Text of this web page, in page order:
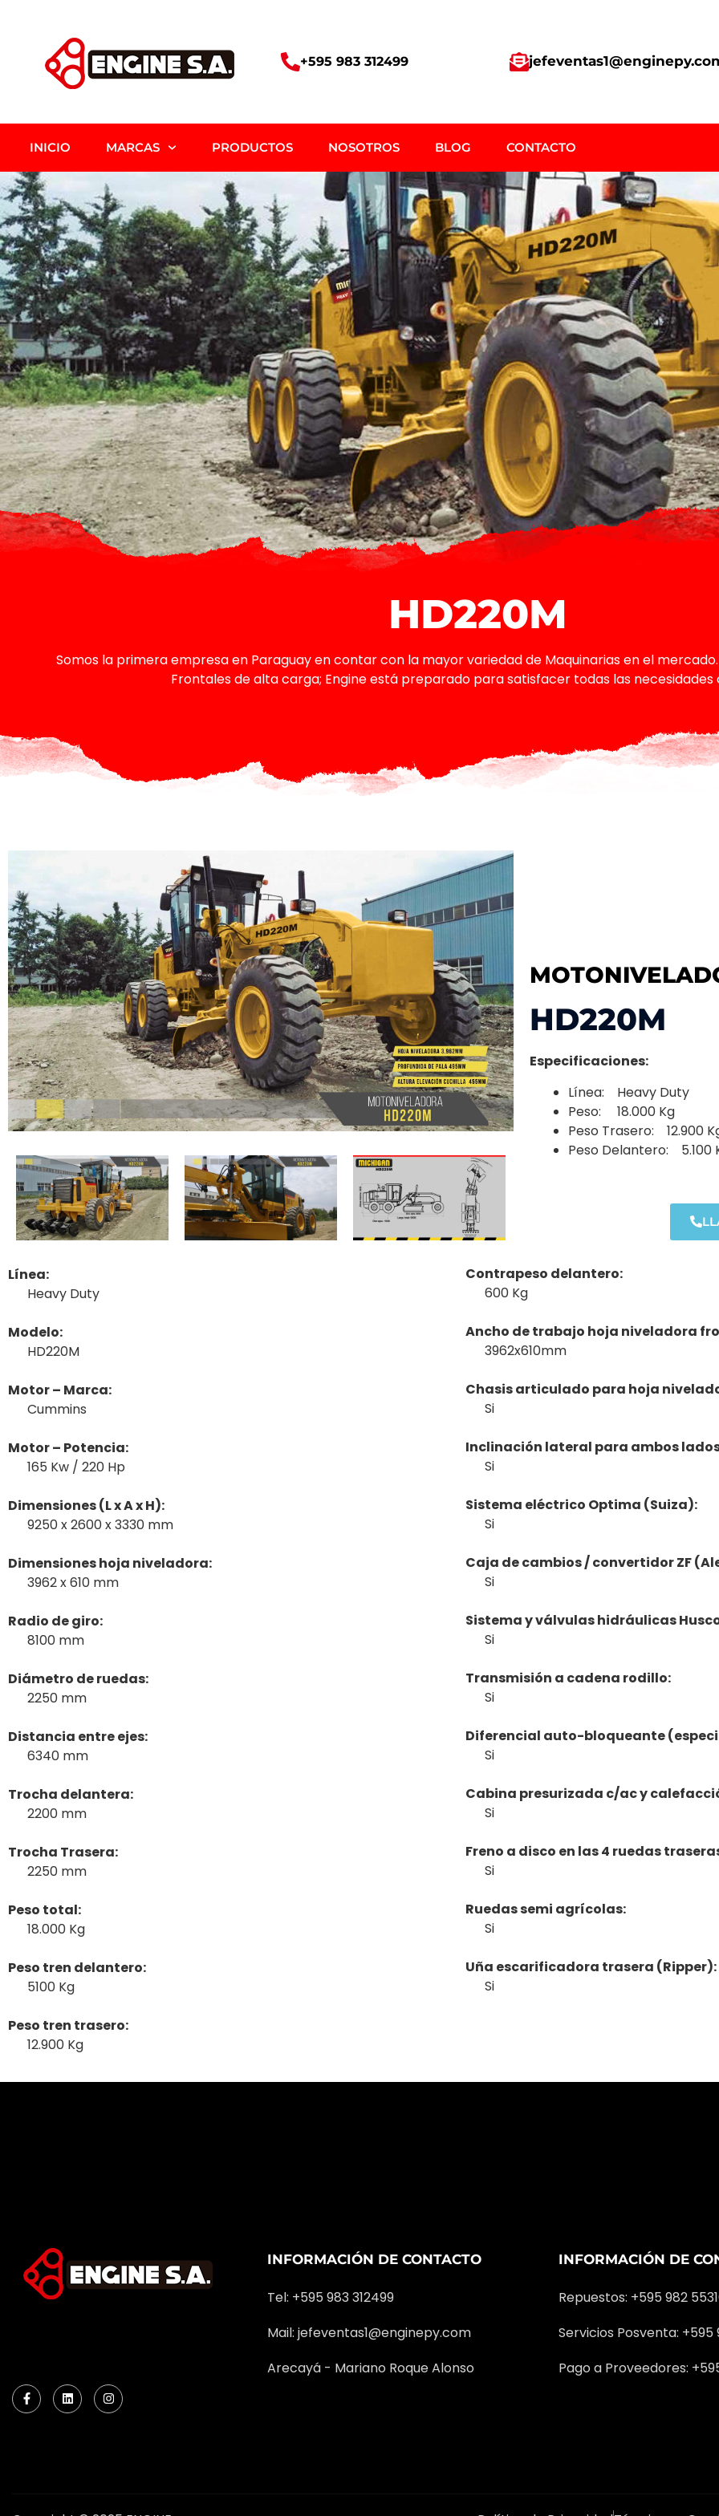
+595 983 312499
INICIO MARCAS PRODUCTOS NOSOTROS BLOG CONTACTO
HD220M
Somos la primera empresa en Paraguay en contar con la mayor variedad de Maquinarias en el
Frontales de alta carga; Engine está preparado para satisfacer todas las necesidades
HD220M
Especificaciones:
Línea: Heavy Duty
Peso: 18.000 Kg
Peso Trasero: 12.900
Peso Delantero: 5.100
Línea:
Heavy Duty
Modelo:
HD220M
Motor – Marca:
Cummins
Motor – Potencia:
165 Kw / 220 Hp
Dimensiones (L x A x H):
9250 x 2600 x 3330 mm
Dimensiones hoja niveladora:
3962 x 610 mm
Radio de giro:
8100 mm
Diámetro de ruedas:
2250 mm
Distancia entre ejes:
6340 mm
Trocha delantera:
2200 mm
Trocha Trasera:
2250 mm
Peso total:
18.000 Kg
Peso tren delantero:
5100 Kg
Peso tren trasero:
12.900 Kg
Contrapeso delantero:
600 Kg
Ancho de trabajo hoja niveladora
3962x610mm
Chasis articulado para hoja
Si
Inclinación lateral para ambos
Si
Sistema eléctrico Optima (Suiza):
Si
Caja de cambios / convertidor ZF
Si
Sistema y válvulas hidráulicas
Si
Transmisión a cadena rodillo:
Si
Diferencial auto-bloqueante
Si
Cabina presurizada c/ac y
Si
Freno a disco en las 4 ruedas
Si
Ruedas semi agrícolas:
Si
Uña escarificadora trasera
Si
INFORMACIÓN DE CONTACTO
Tel: +595 983 312499
Mail: jefeventas1@enginepy.com
Arecayá - Mariano Roque Alonso
INFORMACIÓN DE
Repuestos: +595 982
Servicios Posventa: +595
Pago a Proveedores: